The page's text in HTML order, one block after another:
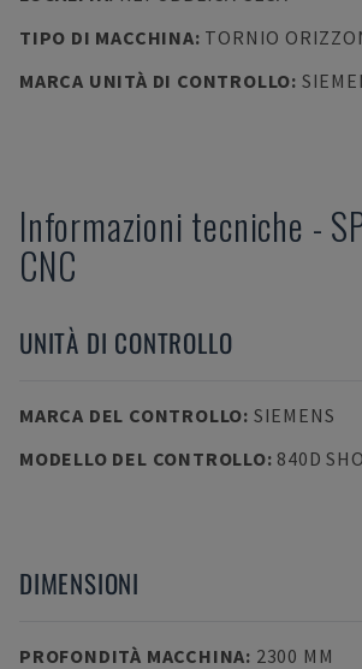
TIPO DI MACCHINA: TORNIO
MARCA UNITÀ DI CONTROLLO:
Informazioni tecniche -
CNC
UNITÀ DI CONTROLLO
MARCA DEL CONTROLLO: SIEMENS
MODELLO DEL CONTROLLO: 840D
DIMENSIONI
PROFONDITÀ MACCHINA: 2300 MM